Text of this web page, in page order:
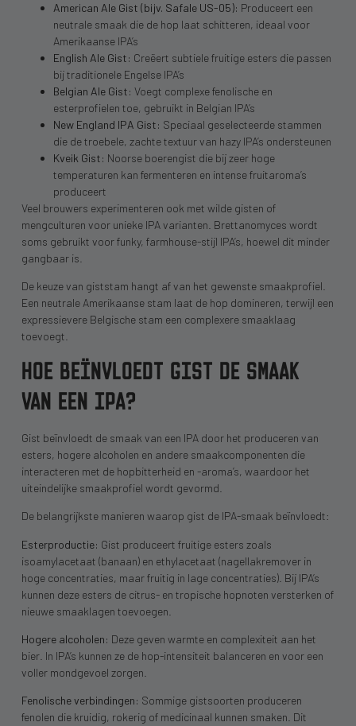
American Ale Gist (bijv. Safale US-05): Produceert een
neutrale smaak die de hop laat schitteren, ideaal voor
Amerikaanse IPA’s
English Ale Gist: Creëert subtiele fruitige esters die passen
bij traditionele Engelse IPA’s
Belgian Ale Gist: Voegt complexe fenolische en
esterprofielen toe, gebruikt in Belgian IPA’s
New England IPA Gist: Speciaal geselecteerde stammen
die de troebele, zachte textuur van hazy IPA’s ondersteunen
Kveik Gist: Noorse boerengist die bij zeer hoge
temperaturen kan fermenteren en intense fruitaroma’s
produceert
Veel brouwers experimenteren ook met wilde gisten of
mengculturen voor unieke IPA varianten. Brettanomyces wordt
soms gebruikt voor funky, farmhouse-stijl IPA’s, hoewel dit minder
gangbaar is.
De keuze van giststam hangt af van het gewenste smaakprofiel.
Een neutrale Amerikaanse stam laat de hop domineren, terwijl een
expressievere Belgische stam een complexere smaaklaag
toevoegt.
HOE BEÏNVLOEDT GIST DE SMAAK
VAN EEN IPA?
Gist beïnvloedt de smaak van een IPA door het produceren van
esters, hogere alcoholen en andere smaakcomponenten die
interacteren met de hopbitterheid en -aroma’s, waardoor het
uiteindelijke smaakprofiel wordt gevormd.
De belangrijkste manieren waarop gist de IPA-smaak beïnvloedt:
Esterproductie: Gist produceert fruitige esters zoals
isoamylacetaat (banaan) en ethylacetaat (nagellakremover in
hoge concentraties, maar fruitig in lage concentraties). Bij IPA’s
kunnen deze esters de citrus- en tropische hopnoten versterken of
nieuwe smaaklagen toevoegen.
Hogere alcoholen: Deze geven warmte en complexiteit aan het
bier. In IPA’s kunnen ze de hop-intensiteit balanceren en voor een
voller mondgevoel zorgen.
Fenolische verbindingen: Sommige gistsoorten produceren
fenolen die kruidig, rokerig of medicinaal kunnen smaken. Dit